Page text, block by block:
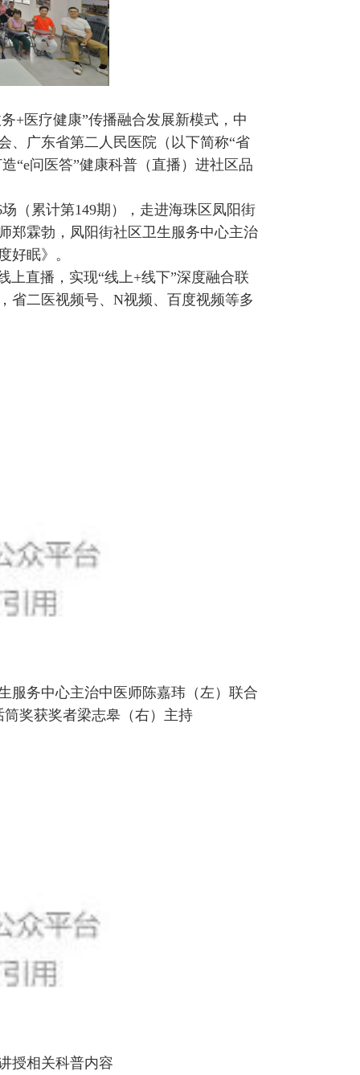
+医疗健康”传播融合发展新模式，中
、广东省第二人民医院（以下简称“省
“e问医答”健康科普（直播）进社区品
（累计第149期），走进海珠区凤阳街
郑霖勃，凤阳街社区卫生服务中心主治
好眠》。
上直播，实现“线上+线下”深度融合联
省二医视频号、N视频、百度视频等多
服务中心主治中医师陈嘉玮（左）联合
奖获奖者梁志皋（右）主持
授相关科普内容